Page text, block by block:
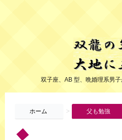
双子座、AB 型、晩婚理系男
ホーム > 父も勉強